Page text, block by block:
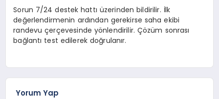
Sorun 7/24 destek hattı üzerinden bildirilir. İlk
değerlendirmenin ardından gerekirse saha ekibi
randevu çerçevesinde yönlendirilir. Çözüm sonrası
bağlantı test edilerek doğrulanır.
Yorum Yap